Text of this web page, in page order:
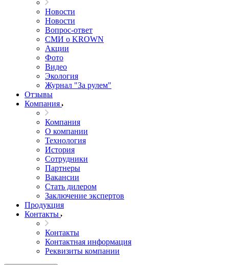
Новости
Новости
Вопрос-ответ
СМИ о KROWN
Акции
Фото
Видео
Экология
Журнал "За рулем"
Отзывы
Компания
Компания
О компании
Технология
История
Сотрудники
Партнеры
Вакансии
Стать дилером
Заключение экспертов
Продукция
Контакты
Контакты
Контактная информация
Реквизиты компании